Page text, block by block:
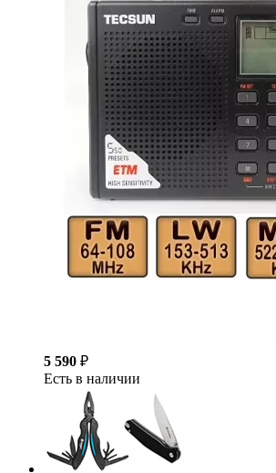
5 590 ₽
Есть в наличии